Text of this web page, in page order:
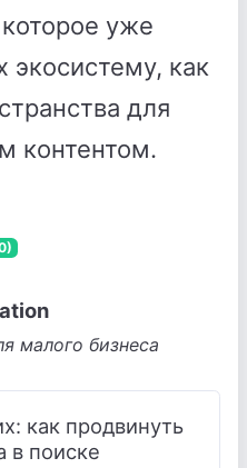
уже
экосистему, как
для
контентом.
малого бизнеса
как продвинуть
в поиске